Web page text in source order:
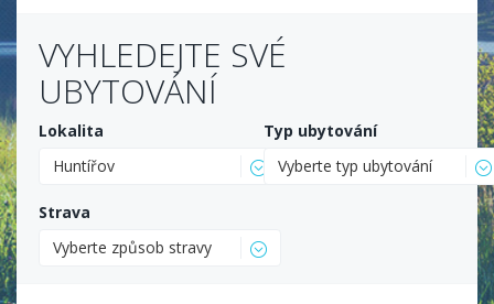
VYHLEDEJTE SVÉ
UBYTOVÁNÍ
Lokalita
Huntířov
Typ ubytování
Vyberte typ ubytování
Strava
Vyberte způsob stravy